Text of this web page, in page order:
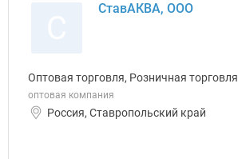
СтавАКВА, ООО
Оптовая торговля, Розничная торговля
оптовая компания
Россия, Ставропольский край